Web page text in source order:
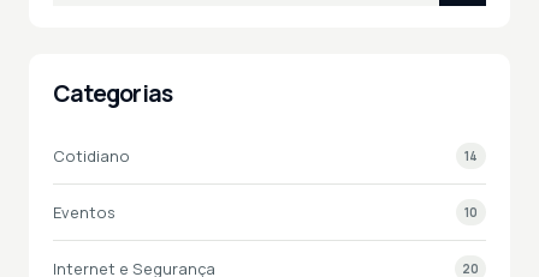
Categorias
Cotidiano 14
Eventos 10
Internet e Segurança 20